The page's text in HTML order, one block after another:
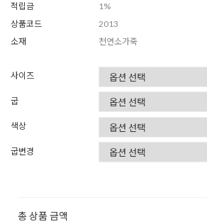
적립금
1%
상품코드
2013
소재
천연소가죽
사이즈
굽
색상
굽변경
총 상품 금액